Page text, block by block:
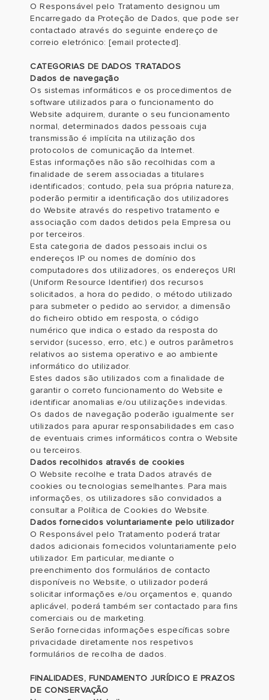
O Responsável pelo Tratamento designou um
Encarregado da Proteção de Dados, que pode ser
contactado através do seguinte endereço de
correio eletrónico: [email protected].
CATEGORIAS DE DADOS TRATADOS
Dados de navegação
Os sistemas informáticos e os procedimentos de
software utilizados para o funcionamento do
Website adquirem, durante o seu funcionamento
normal, determinados dados pessoais cuja
transmissão é implícita na utilização dos
protocolos de comunicação da Internet.
Estas informações não são recolhidas com a
finalidade de serem associadas a titulares
identificados; contudo, pela sua própria natureza,
poderão permitir a identificação dos utilizadores
do Website através do respetivo tratamento e
associação com dados detidos pela Empresa ou
por terceiros.
Esta categoria de dados pessoais inclui os
endereços IP ou nomes de domínio dos
computadores dos utilizadores, os endereços URI
(Uniform Resource Identifier) dos recursos
solicitados, a hora do pedido, o método utilizado
para submeter o pedido ao servidor, a dimensão
do ficheiro obtido em resposta, o código
numérico que indica o estado da resposta do
servidor (sucesso, erro, etc.) e outros parâmetros
relativos ao sistema operativo e ao ambiente
informático do utilizador.
Estes dados são utilizados com a finalidade de
garantir o correto funcionamento do Website e
identificar anomalias e/ou utilizações indevidas.
Os dados de navegação poderão igualmente ser
utilizados para apurar responsabilidades em caso
de eventuais crimes informáticos contra o Website
ou terceiros.
Dados recolhidos através de cookies
O Website recolhe e trata Dados através de
cookies ou tecnologias semelhantes. Para mais
informações, os utilizadores são convidados a
consultar a Política de Cookies do Website.
Dados fornecidos voluntariamente pelo utilizador
O Responsável pelo Tratamento poderá tratar
dados adicionais fornecidos voluntariamente pelo
utilizador. Em particular, mediante o
preenchimento dos formulários de contacto
disponíveis no Website, o utilizador poderá
solicitar informações e/ou orçamentos e, quando
aplicável, poderá também ser contactado para fins
comerciais ou de marketing.
Serão fornecidas informações específicas sobre
privacidade diretamente nos respetivos
formulários de recolha de dados.
FINALIDADES, FUNDAMENTO JURÍDICO E PRAZOS
DE CONSERVAÇÃO